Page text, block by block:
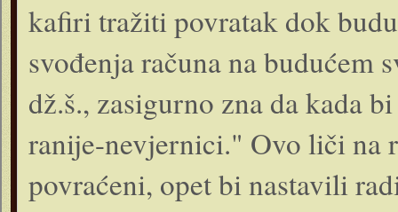
kafiri tražiti povratak dok
svođenja računa na
dž.š., zasigurno zna da kada
ranije-nevjernici." Ovo liči na
povraćeni, opet bi nastavili